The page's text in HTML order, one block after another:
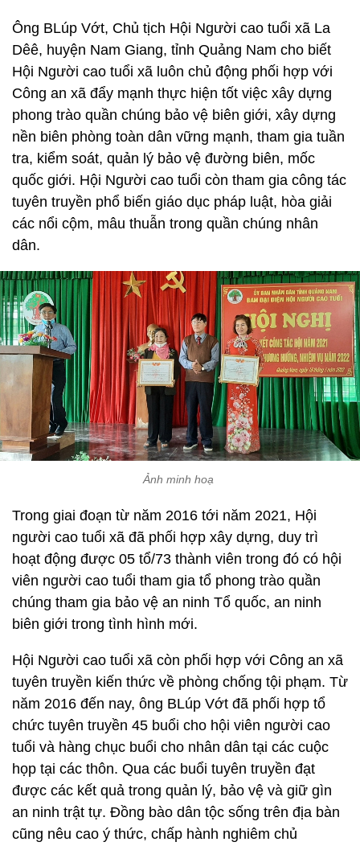
Ông BLúp Vớt, Chủ tịch Hội Người cao tuổi xã La
Dêê, huyện Nam Giang, tỉnh Quảng Nam cho biết
Hội Người cao tuổi xã luôn chủ động phối hợp với
Công an xã đẩy mạnh thực hiện tốt việc xây dựng
phong trào quần chúng bảo vệ biên giới, xây dựng
nền biên phòng toàn dân vững mạnh, tham gia tuần
tra, kiểm soát, quản lý bảo vệ đường biên, mốc
quốc giới. Hội Người cao tuổi còn tham gia công tác
tuyên truyền phổ biến giáo dục pháp luật, hòa giải
các nổi cộm, mâu thuẫn trong quần chúng nhân
dân.
Ảnh minh hoạ
Trong giai đoạn từ năm 2016 tới năm 2021, Hội
người cao tuổi xã đã phối hợp xây dựng, duy trì
hoạt động được 05 tổ/73 thành viên trong đó có hội
viên người cao tuổi tham gia tổ phong trào quần
chúng tham gia bảo vệ an ninh Tổ quốc, an ninh
biên giới trong tình hình mới.
Hội Người cao tuổi xã còn phối hợp với Công an xã
tuyên truyền kiến thức về phòng chống tội phạm. Từ
năm 2016 đến nay, ông BLúp Vớt đã phối hợp tổ
chức tuyên truyền 45 buổi cho hội viên người cao
tuổi và hàng chục buổi cho nhân dân tại các cuộc
họp tại các thôn. Qua các buổi tuyên truyền đạt
được các kết quả trong quản lý, bảo vệ và giữ gìn
an ninh trật tự. Đồng bào dân tộc sống trên địa bàn
cũng nêu cao ý thức, chấp hành nghiêm chủ